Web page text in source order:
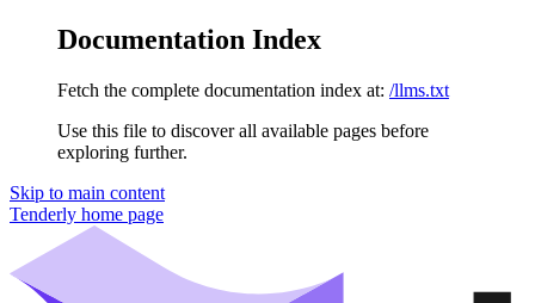
Documentation Index
Fetch the complete documentation index at: /llms.txt
Use this file to discover all available pages before
exploring further.
Skip to main content
Tenderly home page